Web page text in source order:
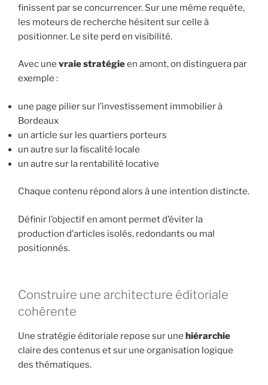
finissent par se concurrencer. Sur une même requête,
les moteurs de recherche hésitent sur celle à
positionner. Le site perd en visibilité.
Avec une vraie stratégieen amont, on distinguera par
exemple :
une page pilier sur l’investissement immobilier à
Bordeaux
un article sur les quartiers porteurs
un autre sur la fiscalité locale
un autre sur la rentabilité locative
Chaque contenu répond alors à une intention distincte.
Définir l’objectif en amont permet d’éviter la
production d’articles isolés, redondants ou mal
positionnés.
Construire une architecture éditoriale
cohérente
Une stratégie éditoriale repose sur une hiérarchie
claire des contenus et sur une organisation logique
des thématiques.